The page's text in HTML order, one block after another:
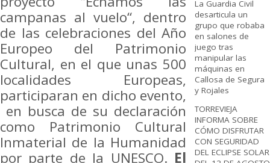
campanas al vuelo“, dentro
de las celebraciones del Año
Europeo del Patrimonio
Cultural, en el que unas 500
localidades Europeas,
participaran en dicho evento,
en busca de su declaración
como Patrimonio Cultural
Inmaterial de la Humanidad
por parte de la UNESCO. El
La Guardia Civil
desarticula un
grupo que robaba
en salones de
juego tras
manipular las
máquinas en
Callosa de Segura
y Rojales
TORREVIEJA
INFORMA SOBRE
CÓMO DISFRUTAR
CON SEGURIDAD
DEL ECLIPSE SOLAR